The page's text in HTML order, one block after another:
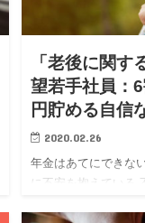
「老後に関す
望若手社員：
円貯める自信
2020.02.26
年金はあてにできな
に不安を抱えている